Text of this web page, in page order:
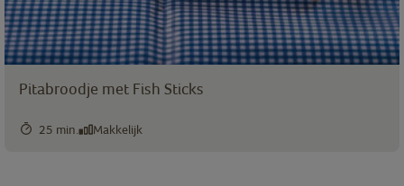
Pitabroodje met Fish Sticks
25 min. Makkelijk